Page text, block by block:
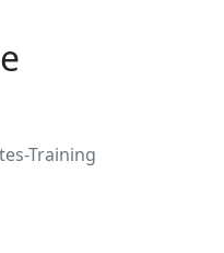
Training